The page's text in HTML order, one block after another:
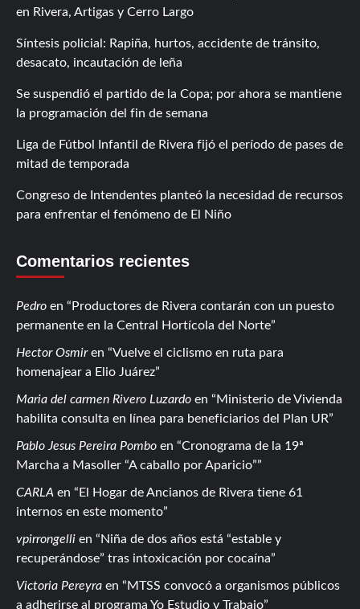
en Rivera, Artigas y Cerro Largo
Síntesis policial: Rapiña, hurtos, accidente de tránsito,
desacato, incautación de leña
Se suspendió el partido de la Copa; por ahora se mantiene
la programación del fin de semana
Liga de Fútbol Infantil de Rivera fijó el período de pases de
mitad de temporada
Congreso de Intendentes planteó la necesidad de recursos
para enfrentar el fenómeno de El Niño
Comentarios recientes
Pedro en
Productores de Rivera contarán con un puesto
permanente en la Central Hortícola del Norte
Hector Osmiren
Vuelve el ciclismo en ruta para
homenajear a Elio Juárez
Maria del carmen Rivero Luzardo en
Ministerio de Vivienda
habilita consulta en línea para beneficiarios del Plan UR
Pablo Jesus Pereira Pombo en
Cronograma de la 19ª
Marcha a Masoller “A caballo por Aparicio”
CARLA en
El Hogar de Ancianos de Rivera tiene 61
internos en este momento
vpirrongelli en
Niña de dos años está “estable y
recuperándose” tras intoxicación por cocaína
Victoria Pereyra en
MTSS convocó a organismos públicos
a adherirse al programa Yo Estudio y Trabajo